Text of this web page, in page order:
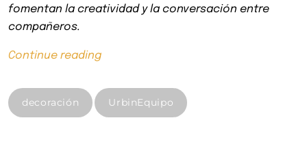
fomentan la creatividad y la conversación entre
compañeros.
Continue reading«Rejuvener
la
decoración
decoración UrbinEquipo